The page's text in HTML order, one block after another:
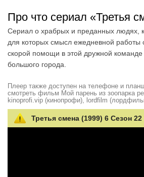
Про что сериал «Третья
Сериал о храбрых и преданных людях,
для которых смысл ежедневной работы
скорой помощи в этой дружной команде
большого города.
Плеер также доступен на телефоне и
смотреть фильм Мой парень из зоопарка
kinoprofi.vip (кинопрофи), lordfilm
Третья смена (1999) 6 Сезон